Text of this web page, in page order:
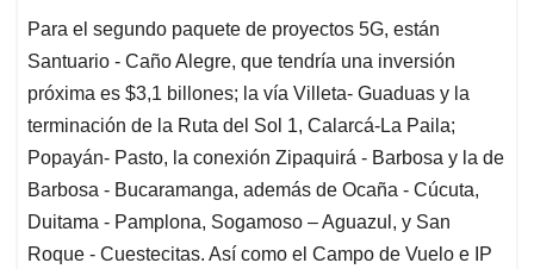
Para el segundo paquete de proyectos 5G, están
Santuario - Caño Alegre, que tendría una inversión
próxima es $3,1 billones; la vía Villeta- Guaduas y la
terminación de la Ruta del Sol 1, Calarcá-La Paila;
Popayán- Pasto, la conexión Zipaquirá - Barbosa y la de
Barbosa - Bucaramanga, además de Ocaña - Cúcuta,
Duitama - Pamplona, Sogamoso – Aguazul, y San
Roque - Cuestecitas. Así como el Campo de Vuelo e IP